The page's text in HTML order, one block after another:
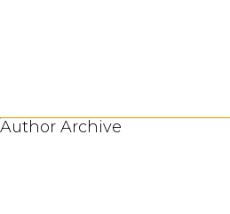
Author Archive